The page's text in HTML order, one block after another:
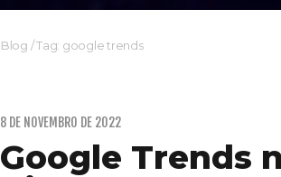
Blog /Tag: google trends
8 DE NOVEMBRO DE 2022
Google Trends